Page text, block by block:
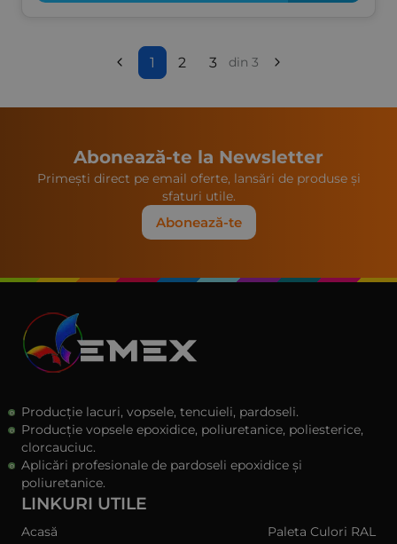
1 2 3 din 3
Abonează-te la Newsletter
Primești direct pe email oferte, lansări de produse și
sfaturi utile.
Abonează-te
Producție lacuri, vopsele, tencuieli, pardoseli.
Producție vopsele epoxidice, poliuretanice, poliesterice,
clorcauciuc.
Aplicări profesionale de pardoseli epoxidice și
poliuretanice.
LINKURI UTILE
Acasă
Paleta Culori RAL